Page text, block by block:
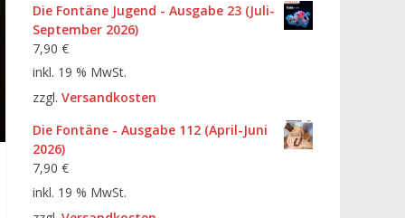
Die Fontäne Jugend - Ausgabe 23 (Juli-
September 2026)
7,90 €
inkl. 19 % MwSt.
zzgl. Versandkosten
Die Fontäne - Ausgabe 112 (April-Juni
2026)
7,90 €
inkl. 19 % MwSt.